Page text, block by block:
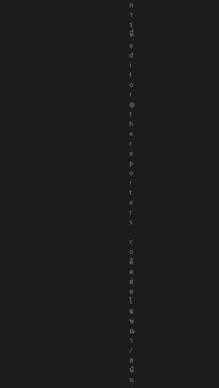
ก
า
ร
ที่
e
d
i
t
o
r
@
t
h
e
r
e
p
o
r
t
e
r
s
.
c
o
ติ
ด
ต่
อ
โ
ฆ
ษ
ณ
า
/
ส
นั
บ